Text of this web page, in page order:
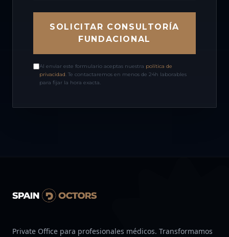
SOLICITAR CONSULTORÍA
FUNDACIONAL
Al enviar este formulario aceptas nuestra política de
privacidad. Te contactaremos en menos de 24h laborables
para fijar la hora exacta.
Private Office para profesionales médicos. Transformamos